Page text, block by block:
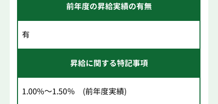
前年度の昇給実績の有無
有
昇給に関する特記事項
1.00%～1.50％ (前年度実績)